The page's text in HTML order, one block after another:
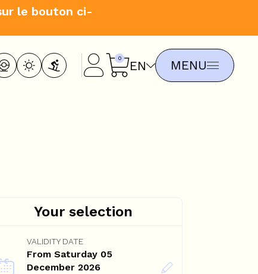
le bouton ci-
EN MENU
Your selection
VALIDITY DATE
From Saturday 05
December 2026